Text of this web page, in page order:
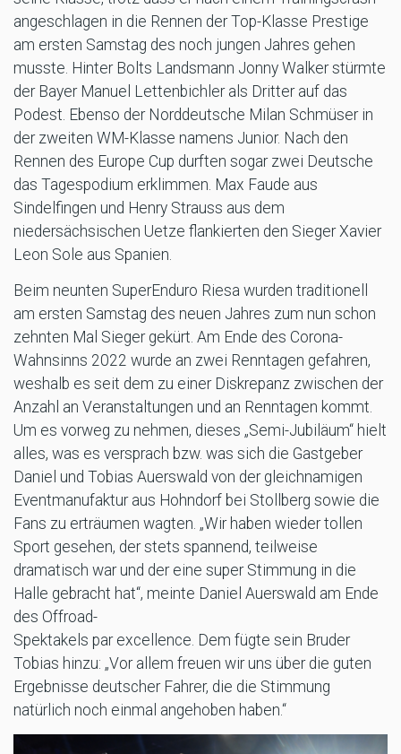
angeschlagen in die Rennen der Top-Klasse Prestige
am ersten Samstag des noch jungen Jahres gehen
musste. Hinter Bolts Landsmann Jonny Walker stürmte
der Bayer Manuel Lettenbichler als Dritter auf das
Podest. Ebenso der Norddeutsche Milan Schmüser in
der zweiten WM-Klasse namens Junior. Nach den
Rennen des Europe Cup durften sogar zwei Deutsche
das Tagespodium erklimmen. Max Faude aus
Sindelfingen und Henry Strauss aus dem
niedersächsischen Uetze flankierten den Sieger Xavier
Leon Sole aus Spanien.
Beim neunten SuperEnduro Riesa wurden traditionell
am ersten Samstag des neuen Jahres zum nun schon
zehnten Mal Sieger gekürt. Am Ende des Corona-
Wahnsinns 2022 wurde an zwei Renntagen gefahren,
weshalb es seit dem zu einer Diskrepanz zwischen der
Anzahl an Veranstaltungen und an Renntagen kommt.
Um es vorweg zu nehmen, dieses „Semi-Jubiläum“ hielt
alles, was es versprach bzw. was sich die Gastgeber
Daniel und Tobias Auerswald von der gleichnamigen
Eventmanufaktur aus Hohndorf bei Stollberg sowie die
Fans zu erträumen wagten. „Wir haben wieder tollen
Sport gesehen, der stets spannend, teilweise
dramatisch war und der eine super Stimmung in die
Halle gebracht hat“, meinte Daniel Auerswald am Ende
des Offroad-
Spektakels par excellence. Dem fügte sein Bruder
Tobias hinzu: „Vor allem freuen wir uns über die guten
Ergebnisse deutscher Fahrer, die die Stimmung
natürlich noch einmal angehoben haben.“